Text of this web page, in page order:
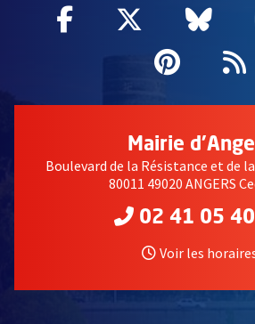
Facebook
, Ouvre une
Twitter
, Ouvre
,
,
Mairie
Boulevard de la Résistance et de
80011 49020 ANGERS
02 41 05
Voir les